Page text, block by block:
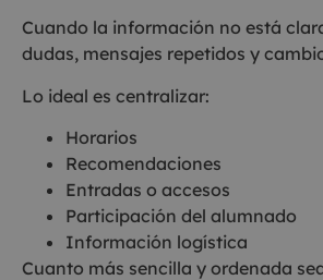
Cuando la información no está
dudas, mensajes repetidos y
Lo ideal es centralizar:
Horarios
Recomendaciones
Entradas o accesos
Participación del alumnado
Información logística
Cuanto más sencilla y ordenada